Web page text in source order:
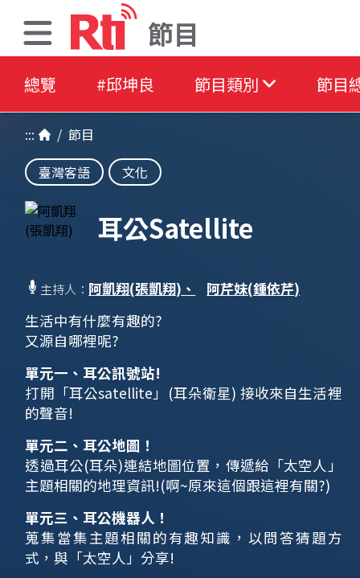
節目
總覽 #邱坤良 節目類別 節目
::: / 節目
臺灣客語
文化
耳公Satellite
主持人： 阿凱翔(張凱翔)、
阿芹妹(鍾依芹)
生活中有什麼有趣的?
又源自哪裡呢?
單元一、耳公訊號站!
打開「耳公satellite」(耳朵衛星) 接收來自生活裡
的聲音!
單元二、耳公地圖！
透過耳公(耳朵)連結地圖位置，傳遞給「太空人」
主題相關的地理資訊!(啊~原來這個跟這裡有關?)
單元三、耳公機器人！
蒐集當集主題相關的有趣知識，以問答猜題方
式，與「太空人」分享!